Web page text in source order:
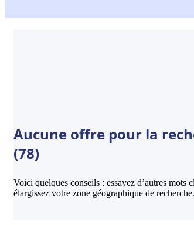
Aucune offre pour la
(78)
Voici quelques conseils : essayez d’autres mots
élargissez votre zone géographique de recherche.